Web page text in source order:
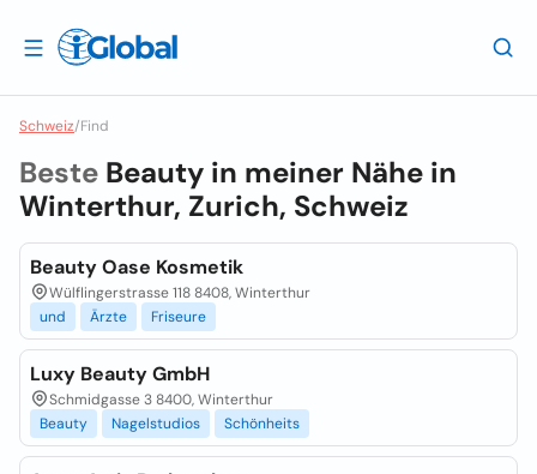
Schweiz/Find
Beste Beauty in meiner Nähe in
Winterthur, Zurich, Schweiz
Beauty Oase Kosmetik
Wülflingerstrasse 118 8408, Winterthur
und
Ärzte Friseure
Luxy Beauty GmbH
Schmidgasse 3 8400, Winterthur
Beauty
Nagelstudios Schönheits